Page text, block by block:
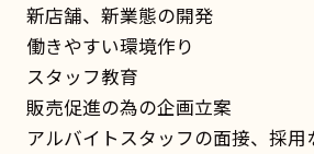
新店舗、新業態の開発
働きやすい環境作り
スタッフ教育
販売促進の為の企画立案
アルバイトスタッフの面接、採用